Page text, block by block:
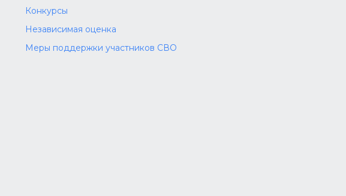
Конкурсы
Независимая оценка
Меры поддержки участников СВО